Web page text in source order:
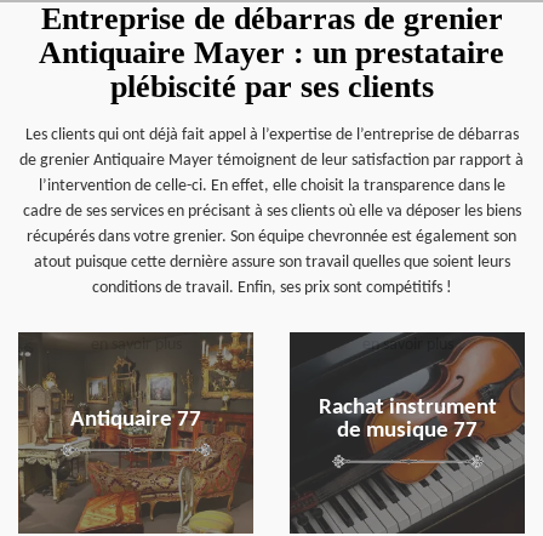
Entreprise de débarras de grenier
Antiquaire Mayer : un prestataire
plébiscité par ses clients
Les clients qui ont déjà fait appel à l’expertise de l’entreprise de débarras
de grenier Antiquaire Mayer témoignent de leur satisfaction par rapport à
l’intervention de celle-ci. En effet, elle choisit la transparence dans le
cadre de ses services en précisant à ses clients où elle va déposer les biens
récupérés dans votre grenier. Son équipe chevronnée est également son
atout puisque cette dernière assure son travail quelles que soient leurs
conditions de travail. Enfin, ses prix sont compétitifs !
Antiquaire 77
en savoir plus
Rachat instrument
de musique 77
en savoir plus